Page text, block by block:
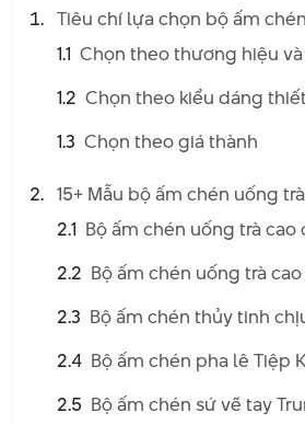
Tiêu chí lựa chọn bộ ấm
1.1 Chọn theo thương hiệu
1.2 Chọn theo kiểu dáng
1.3 Chọn theo giá thành
15+ Mẫu bộ ấm chén uống
hãng đang được ưa chuộng
2.1 Bộ ấm chén uống trà cao
2.2 Bộ ấm chén uống trà
2.3 Bộ ấm chén thủy tinh
2.4 Bộ ấm chén pha lê Tiệp
2.5 Bộ ấm chén sứ vẽ tay